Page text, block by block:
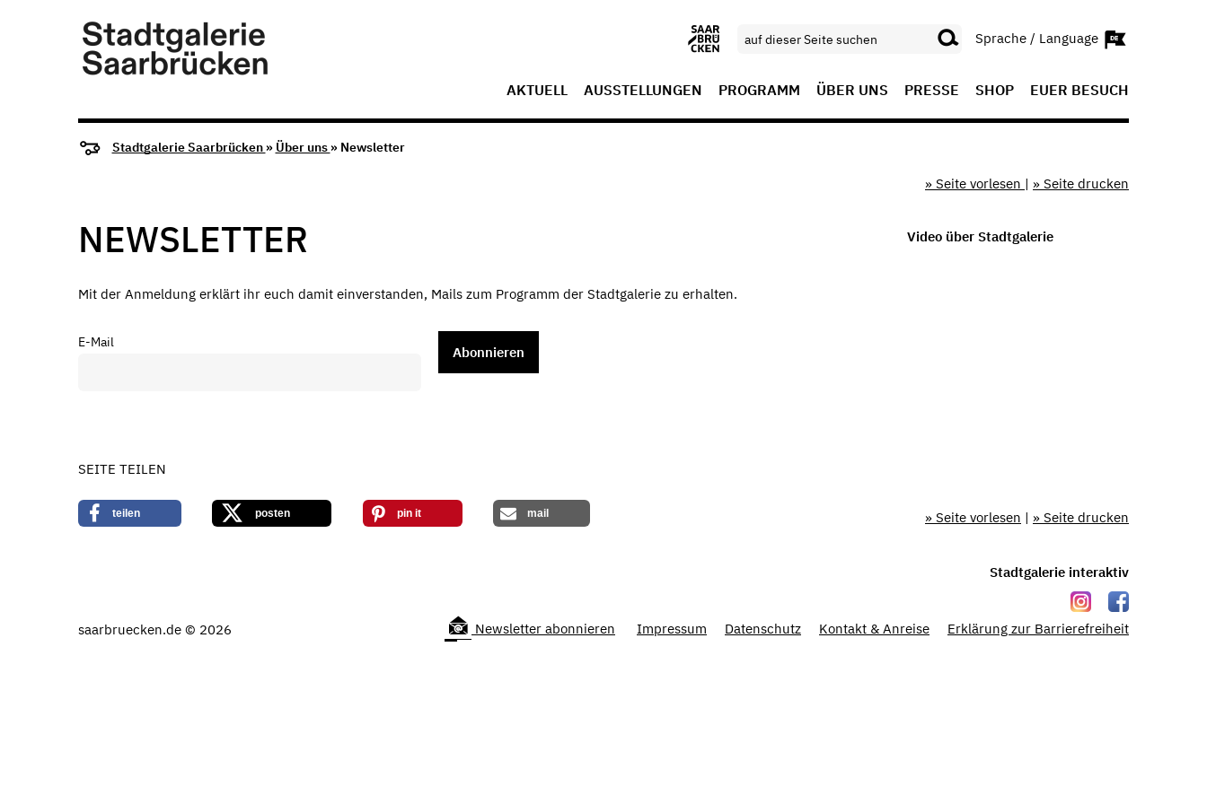
Sprache / Language
AKTUELL AUSSTELLUNGEN PROGRAMM ÜBER UNS PRESSE SHOP EUER BESUCH
Stadtgalerie Saarbrücken » Über uns » Newsletter
» Seite vorlesen | » Seite drucken
NEWSLETTER
Mit der Anmeldung erklärt ihr euch damit einverstanden, Mails zum Programm der Stadtgalerie zu erhalten.
E-Mail
Video über Stadtgalerie
SEITE TEILEN
teilen posten pin it mail » Seite vorlesen | » Seite drucken
saarbruecken.de © 2026
Stadtgalerie interaktiv
Newsletter abonnieren Impressum Datenschutz Kontakt & Anreise Erklärung zur Barrierefreiheit